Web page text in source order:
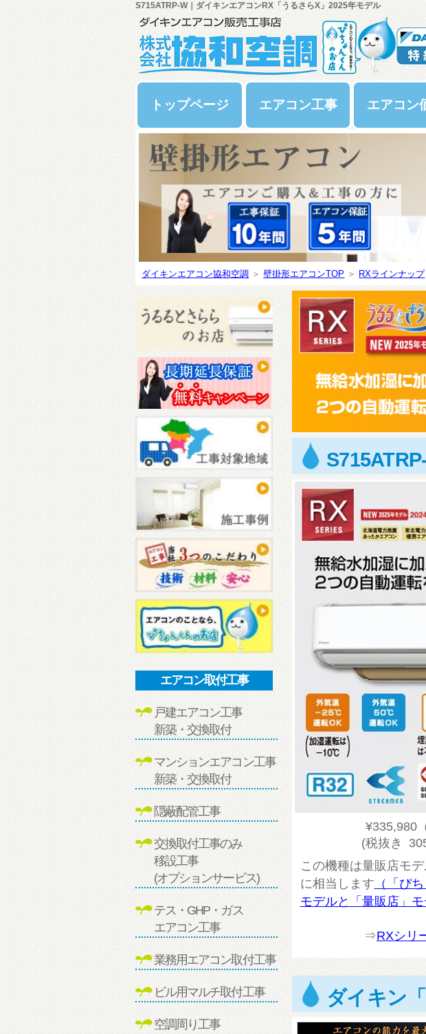
S715ATRP-W｜ダイキンエアコンRX「うるさらX」2025年モデル
トップページ エアコン工事 エアコン
ダイキンエアコン協和空調 ＞壁掛形エアコンTOP ＞ RXラインナップ
¥335,980
(税抜き
この機種は量販店モ
に相当します （「ぴ
モデルと「量販店」モ
⇒RXシリ
ダイキン
エアコン取付工事
戸建エアコン工事
新築・交換取付
マンションエアコン工事
新築・交換取付
隠蔽配管工事
交換取付工事のみ
移設工事
(オプションサービス)
テス・GHP・ガス
エアコン工事
業務用エアコン取付工事
ビル用マルチ取付工事
空調周り工事